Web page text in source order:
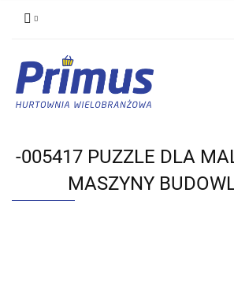
-005417 PUZZLE DLA
MASZYNY